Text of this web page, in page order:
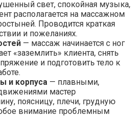
свет, спокойная музыка,
располагается на массажном
Проводится краткая
и пожеланиях.
— массаж начинается с ног
«заземлить» клиента, снять
и подготовить тело к
и корпуса — плавными,
мастер
поясницу, плечи, грудную
внимание проблемным